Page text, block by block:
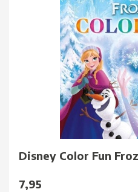
Disney Color Fun
7,95